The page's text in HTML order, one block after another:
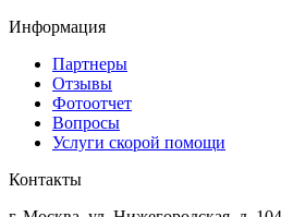
Информация
Партнеры
Отзывы
Фотоотчет
Вопросы
Услуги скорой помощи
Контакты